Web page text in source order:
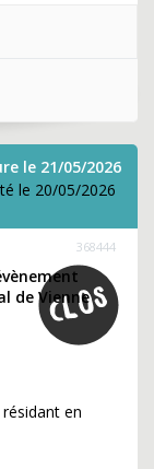
le 21/05/2026
le 20/05/2026
368444
de Vienne
en